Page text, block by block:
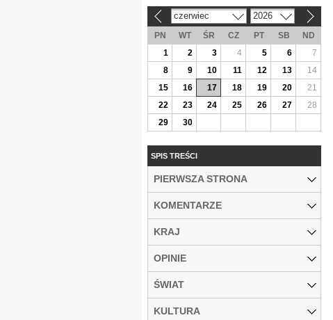
czerwiec 2026
PN WT ŚR CZ PT SB
ND
1
2 3 4 5 6
7
8
9 10 11 12 13
14
15
16 17 18 19 20
21
22
23 24 25 26 27
28
29
30
SPIS TREŚCI
PIERWSZA STRONA
KOMENTARZE
KRAJ
OPINIE
ŚWIAT
KULTURA